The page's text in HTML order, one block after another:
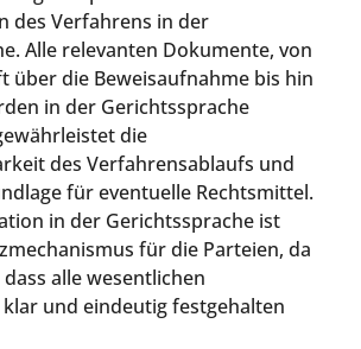
des Verfahrens in der
Alle relevanten Dokumente, von
über die Beweisaufnahme bis hin
in der Gerichtssprache
die
des Verfahrensablaufs und
für eventuelle Rechtsmittel.
in der Gerichtssprache ist
für die Parteien, da
alle wesentlichen
und eindeutig festgehalten